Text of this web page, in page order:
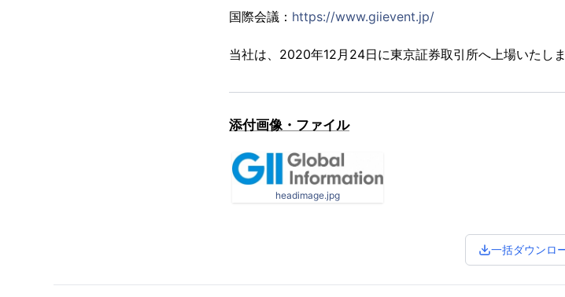
国際会議： https://www.giievent.jp/
当社は、2020年12月24日に東京証券取引所へ上場いたし
添付画像・ファイル
headimage.jpg
一括ダウンロ